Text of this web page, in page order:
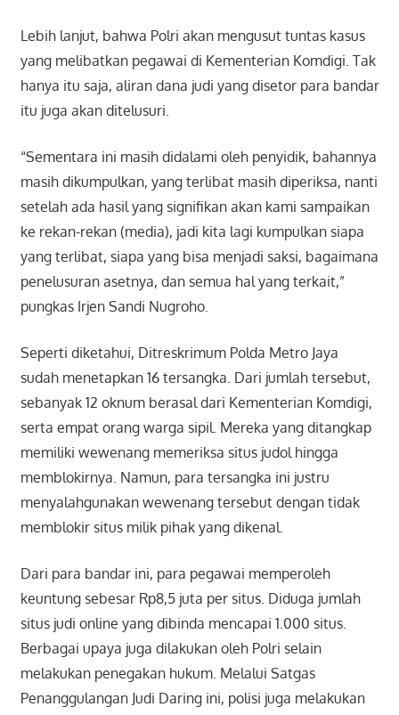
Lebih lanjut, bahwa Polri akan mengusut tuntas kasus
yang melibatkan pegawai di Kementerian Komdigi. Tak
hanya itu saja, aliran dana judi yang disetor para bandar
itu juga akan ditelusuri.
“Sementara ini masih didalami oleh penyidik, bahannya
masih dikumpulkan, yang terlibat masih diperiksa, nanti
setelah ada hasil yang signifikan akan kami sampaikan
ke rekan-rekan (media), jadi kita lagi kumpulkan siapa
yang terlibat, siapa yang bisa menjadi saksi, bagaimana
penelusuran asetnya, dan semua hal yang terkait,”
pungkas Irjen Sandi Nugroho.
Seperti diketahui, Ditreskrimum Polda Metro Jaya
sudah menetapkan 16 tersangka. Dari jumlah tersebut,
sebanyak 12 oknum berasal dari Kementerian Komdigi,
serta empat orang warga sipil. Mereka yang ditangkap
memiliki wewenang memeriksa situs judol hingga
memblokirnya. Namun, para tersangka ini justru
menyalahgunakan wewenang tersebut dengan tidak
memblokir situs milik pihak yang dikenal.
Dari para bandar ini, para pegawai memperoleh
keuntung sebesar Rp8,5 juta per situs. Diduga jumlah
situs judi online yang dibinda mencapai 1.000 situs.
Berbagai upaya juga dilakukan oleh Polri selain
melakukan penegakan hukum. Melalui Satgas
Penanggulangan Judi Daring ini, polisi juga melakukan